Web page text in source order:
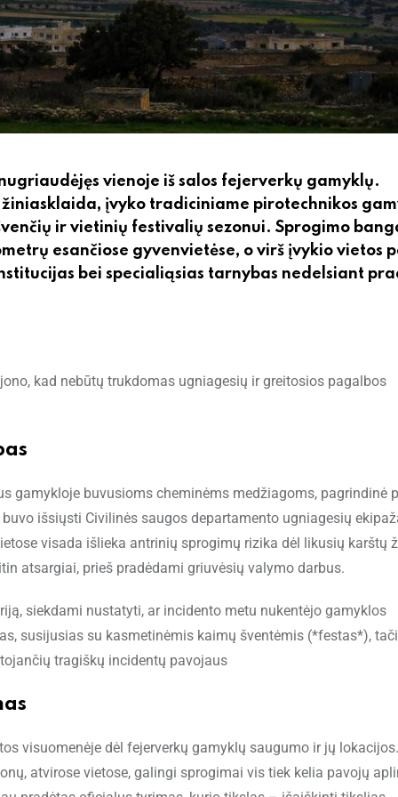
vienoje iš salos fejerverkų gamyklų.
įvyko tradiciniame pirotechnikos
ir vietinių festivalių sezonui. Sprogimo
esančiose gyvenvietėse, o virš įvykio vietos
bei specialiąsias tarnybas nedelsiant
kad nebūtų trukdomas ugniagesių ir greitosios pagalbos
gamykloje buvusioms cheminėms medžiagoms, pagrindinė
išsiųsti Civilinės saugos departamento ugniagesių
visada išlieka antrinių sprogimų rizika dėl likusių karštų
atsargiai, prieš pradėdami griuvėsių valymo darbus.
siekdami nustatyti, ar incidento metu nukentėjo gamyklos
susijusias su kasmetinėmis kaimų šventėmis (*festas*),
tragiškų incidentų pavojaus
visuomenėje dėl fejerverkų gamyklų saugumo ir jų
atvirose vietose, galingi sprogimai vis tiek kelia pavojų